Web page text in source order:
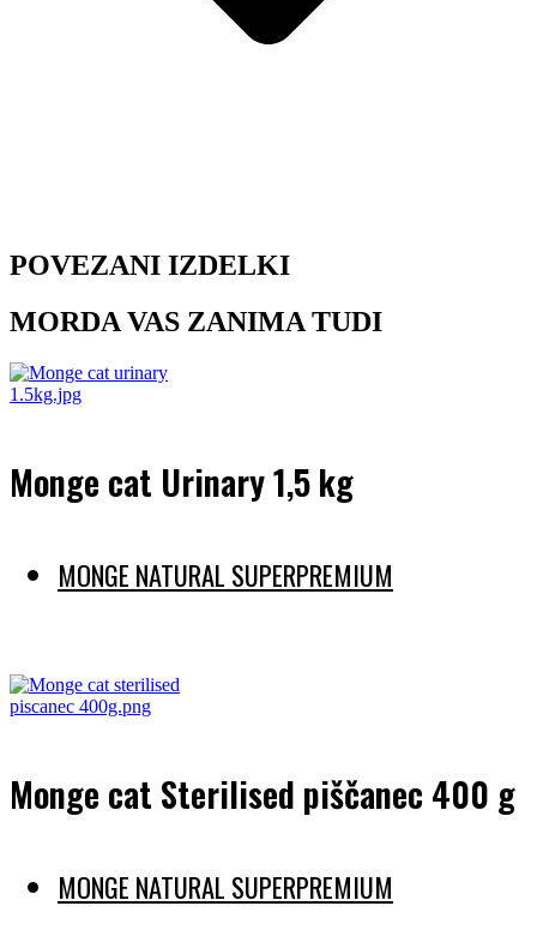
POVEZANI IZDELKI
MORDA VAS ZANIMA TUDI
Monge cat Urinary 1,5 kg
MONGE NATURAL SUPERPREMIUM
Monge cat Sterilised piščanec 400 g
MONGE NATURAL SUPERPREMIUM